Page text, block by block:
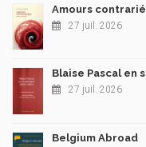
Amours
27 juil. 2026
Blaise Pascal en
27 juil. 2026
Belgium Abroad